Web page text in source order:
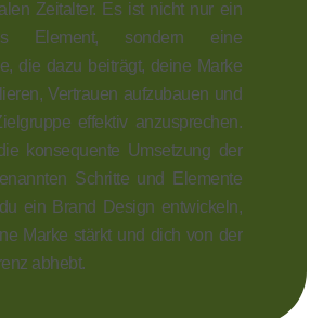
Zeitalter. Es ist nicht nur ein
Element, sondern eine
die dazu beiträgt, deine Marke
Vertrauen aufzubauen und
effektiv anzusprechen.
konsequente Umsetzung der
Schritte und Elemente
ein Brand Design entwickeln,
Marke stärkt und dich von der
abhebt.